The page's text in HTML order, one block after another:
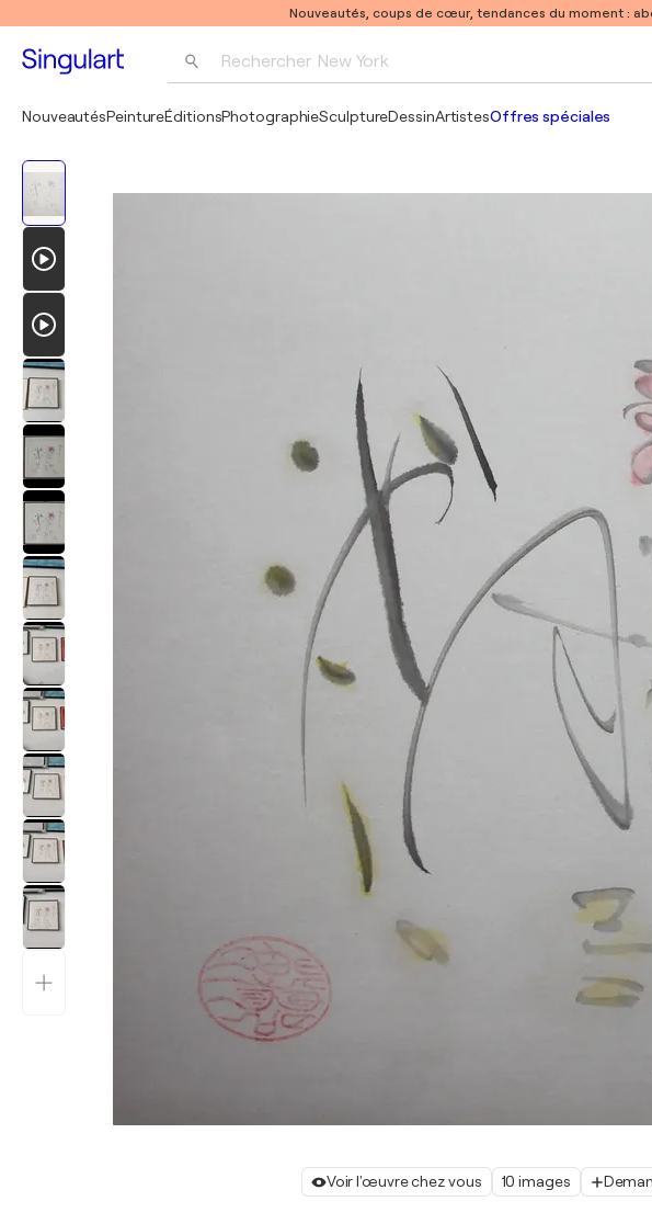
Nouveautés, coups de cœur, tendances du moment :
Rechercher New York
Pablo Picasso
NouveautésPeintureÉditionsPhotographieSculptureDessinArtistesOffres spéciales
Voir l'œuvre chez vous 10 images